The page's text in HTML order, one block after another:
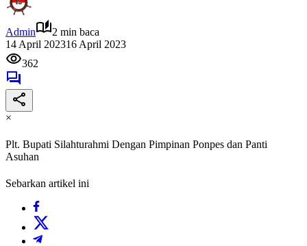
Admin
2 min baca
14 April 202316 April 2023
362
×
Plt. Bupati Silahturahmi Dengan Pimpinan Ponpes dan Panti
Asuhan
Sebarkan artikel ini